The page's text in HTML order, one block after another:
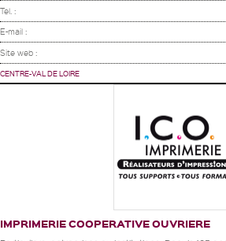
Tel. :
E-mail :
Site web :
CENTRE-VAL DE LOIRE
IMPRIMERIE COOPERATIVE OUVRIERE